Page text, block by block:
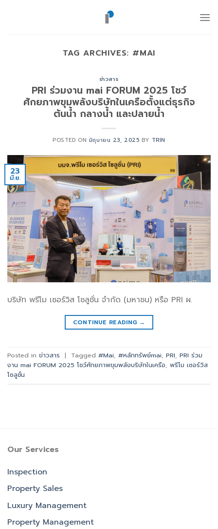
TAG ARCHIVES: #MAI
ข่าวสาร
PRI ร่วมงาน mai FORUM 2025 โชว์
ศักยภาพขุมพลังบริษัทในเครือตั้งแต่ธุรกิจ
ต้นน้ำ กลางน้ำ และปลายน้ำ
POSTED ON มิถุนายน 23, 2025 BY TRIN
23
มิ.ย.
บริษัท พรีโม เซอร์วิส โซลูชั่น จำกัด (มหาชน) หรือ PRI ผ.
CONTINUE READING →
Posted in ข่าวสาร | Tagged #Mai, #หลักทรัพย์mai, PRI, PRI ร่วม
งาน mai FORUM 2025 โชว์ศักยภาพขุมพลังบริษัทในเครือ, พรีโม เซอร์วิส
โซลูชั่น
Our Services
Inspection
Property Sales
Luxury Management
Property Management